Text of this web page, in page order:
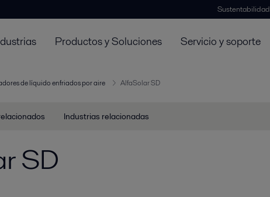
Sustentabilidad
Productos y Soluciones Servicio y soporte
de líquido enfriados por aire AlfaSolar SD
Industrias relacionadas
SD